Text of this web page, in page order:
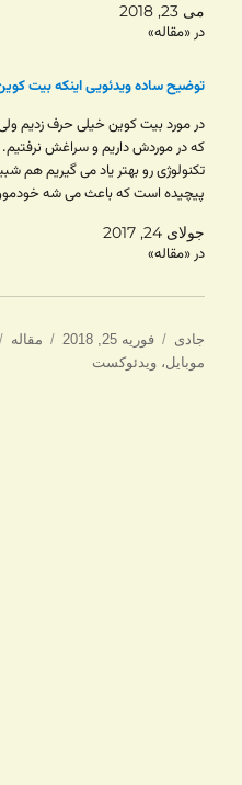
می 23, 2018
در «مقاله»
توضیح ساده ویدئویی اینکه بیت
در مورد بیت کوین خیلی حرف زدیم
که در موردش داریم و سراغش
تکنولوژی رو بهتر یاد می گیریم هم
پیچیده است که باعث می شه
جولای 24, 2017
در «مقاله»
نویسنده
جادی
ارسال
شده
فوریه 25, 2018 دسته‌ها
مقاله
موبایل،ویدئوکست